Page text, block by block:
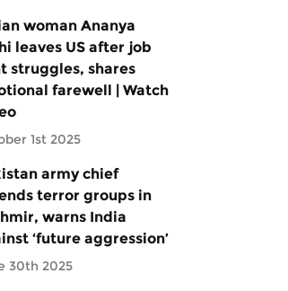
woman Ananya
leaves US after job
struggles, shares
farewell | Watch
1st 2025
army chief
terror groups in
warns India
‘future aggression’
30th 2025